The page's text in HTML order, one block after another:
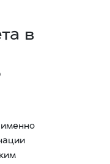
в
именно